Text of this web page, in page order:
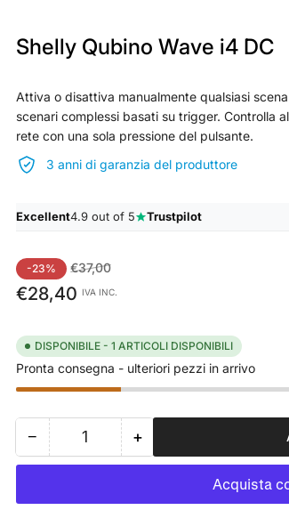
Shelly Qubino Wave i4 DC
Attiva o disattiva manualmente qualsiasi
scenari complessi basati su trigger. Controlla
rete con una sola pressione del pulsante.
3 anni di garanzia del produttore
Excellent4.9 out of 5 Trustpilot
Prezzo
standard
-23% €37,00Prezzo
di
€28,40 IVA INC.
DISPONIBILE - 1 ARTICOLI DISPONIBILI
Pronta consegna - ulteriori pezzi in arrivo
− Riduci
quantità
Shelly
Quantità +Aumenta
quantità
Shelly